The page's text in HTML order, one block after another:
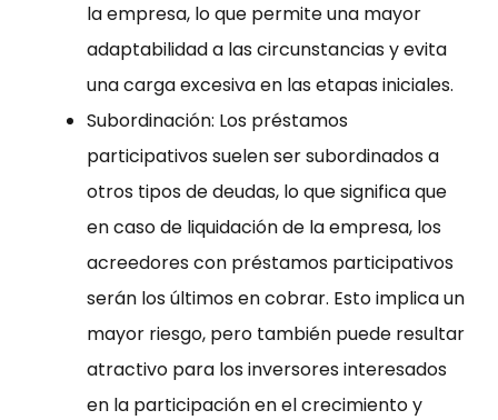
la empresa, lo que permite una mayor
adaptabilidad a las circunstancias y evita
una carga excesiva en las etapas iniciales.
Subordinación: Los préstamos
participativos suelen ser subordinados a
otros tipos de deudas, lo que significa que
en caso de liquidación de la empresa, los
acreedores con préstamos participativos
serán los últimos en cobrar. Esto implica un
mayor riesgo, pero también puede resultar
atractivo para los inversores interesados
en la participación en el crecimiento y